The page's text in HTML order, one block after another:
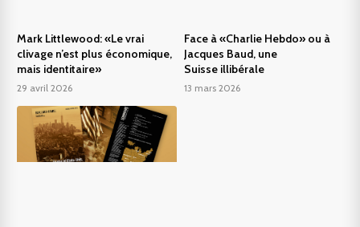
Mark Littlewood: «Le vrai
clivage n’est plus économique,
mais identitaire»
29 avril 2026
Face à «Charlie Hebdo» ou à
Jacques Baud, une
Suisse illibérale
13 mars 2026